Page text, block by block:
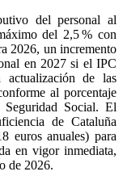
del personal al
del 2,5 % con
2026, un incremento
en 2027 si el IPC
de las
al porcentaje
Social. El
de Cataluña
euros anuales) para
en vigor inmediata,
de 2026.